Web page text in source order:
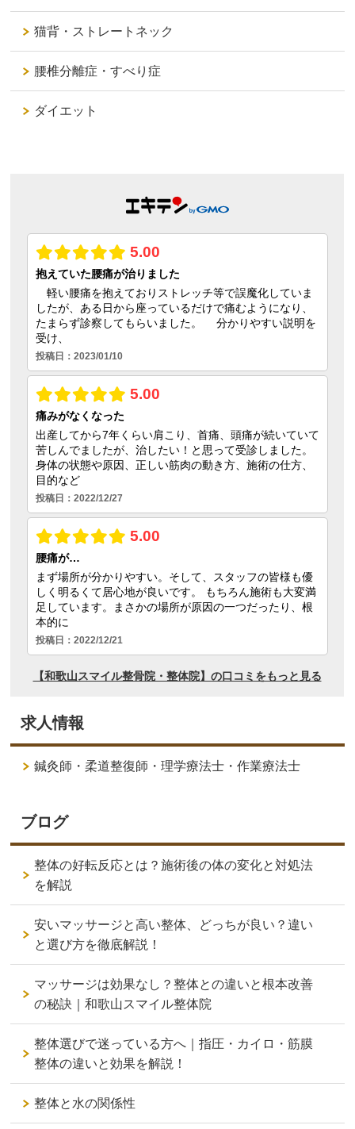
猫背・ストレートネック
腰椎分離症・すべり症
ダイエット
求人情報
鍼灸師・柔道整復師・理学療法士・作業療法士
ブログ
整体の好転反応とは？施術後の体の変化と対処法
を解説
安いマッサージと高い整体、どっちが良い？違い
と選び方を徹底解説！
マッサージは効果なし？整体との違いと根本改善
の秘訣｜和歌山スマイル整体院
整体選びで迷っている方へ｜指圧・カイロ・筋膜
整体の違いと効果を解説！
整体と水の関係性